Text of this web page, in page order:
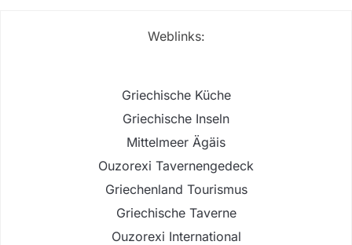
Weblinks:
Griechische Küche
Griechische Inseln
Mittelmeer Ägäis
Ouzorexi Tavernengedeck
Griechenland Tourismus
Griechische Taverne
Ouzorexi International